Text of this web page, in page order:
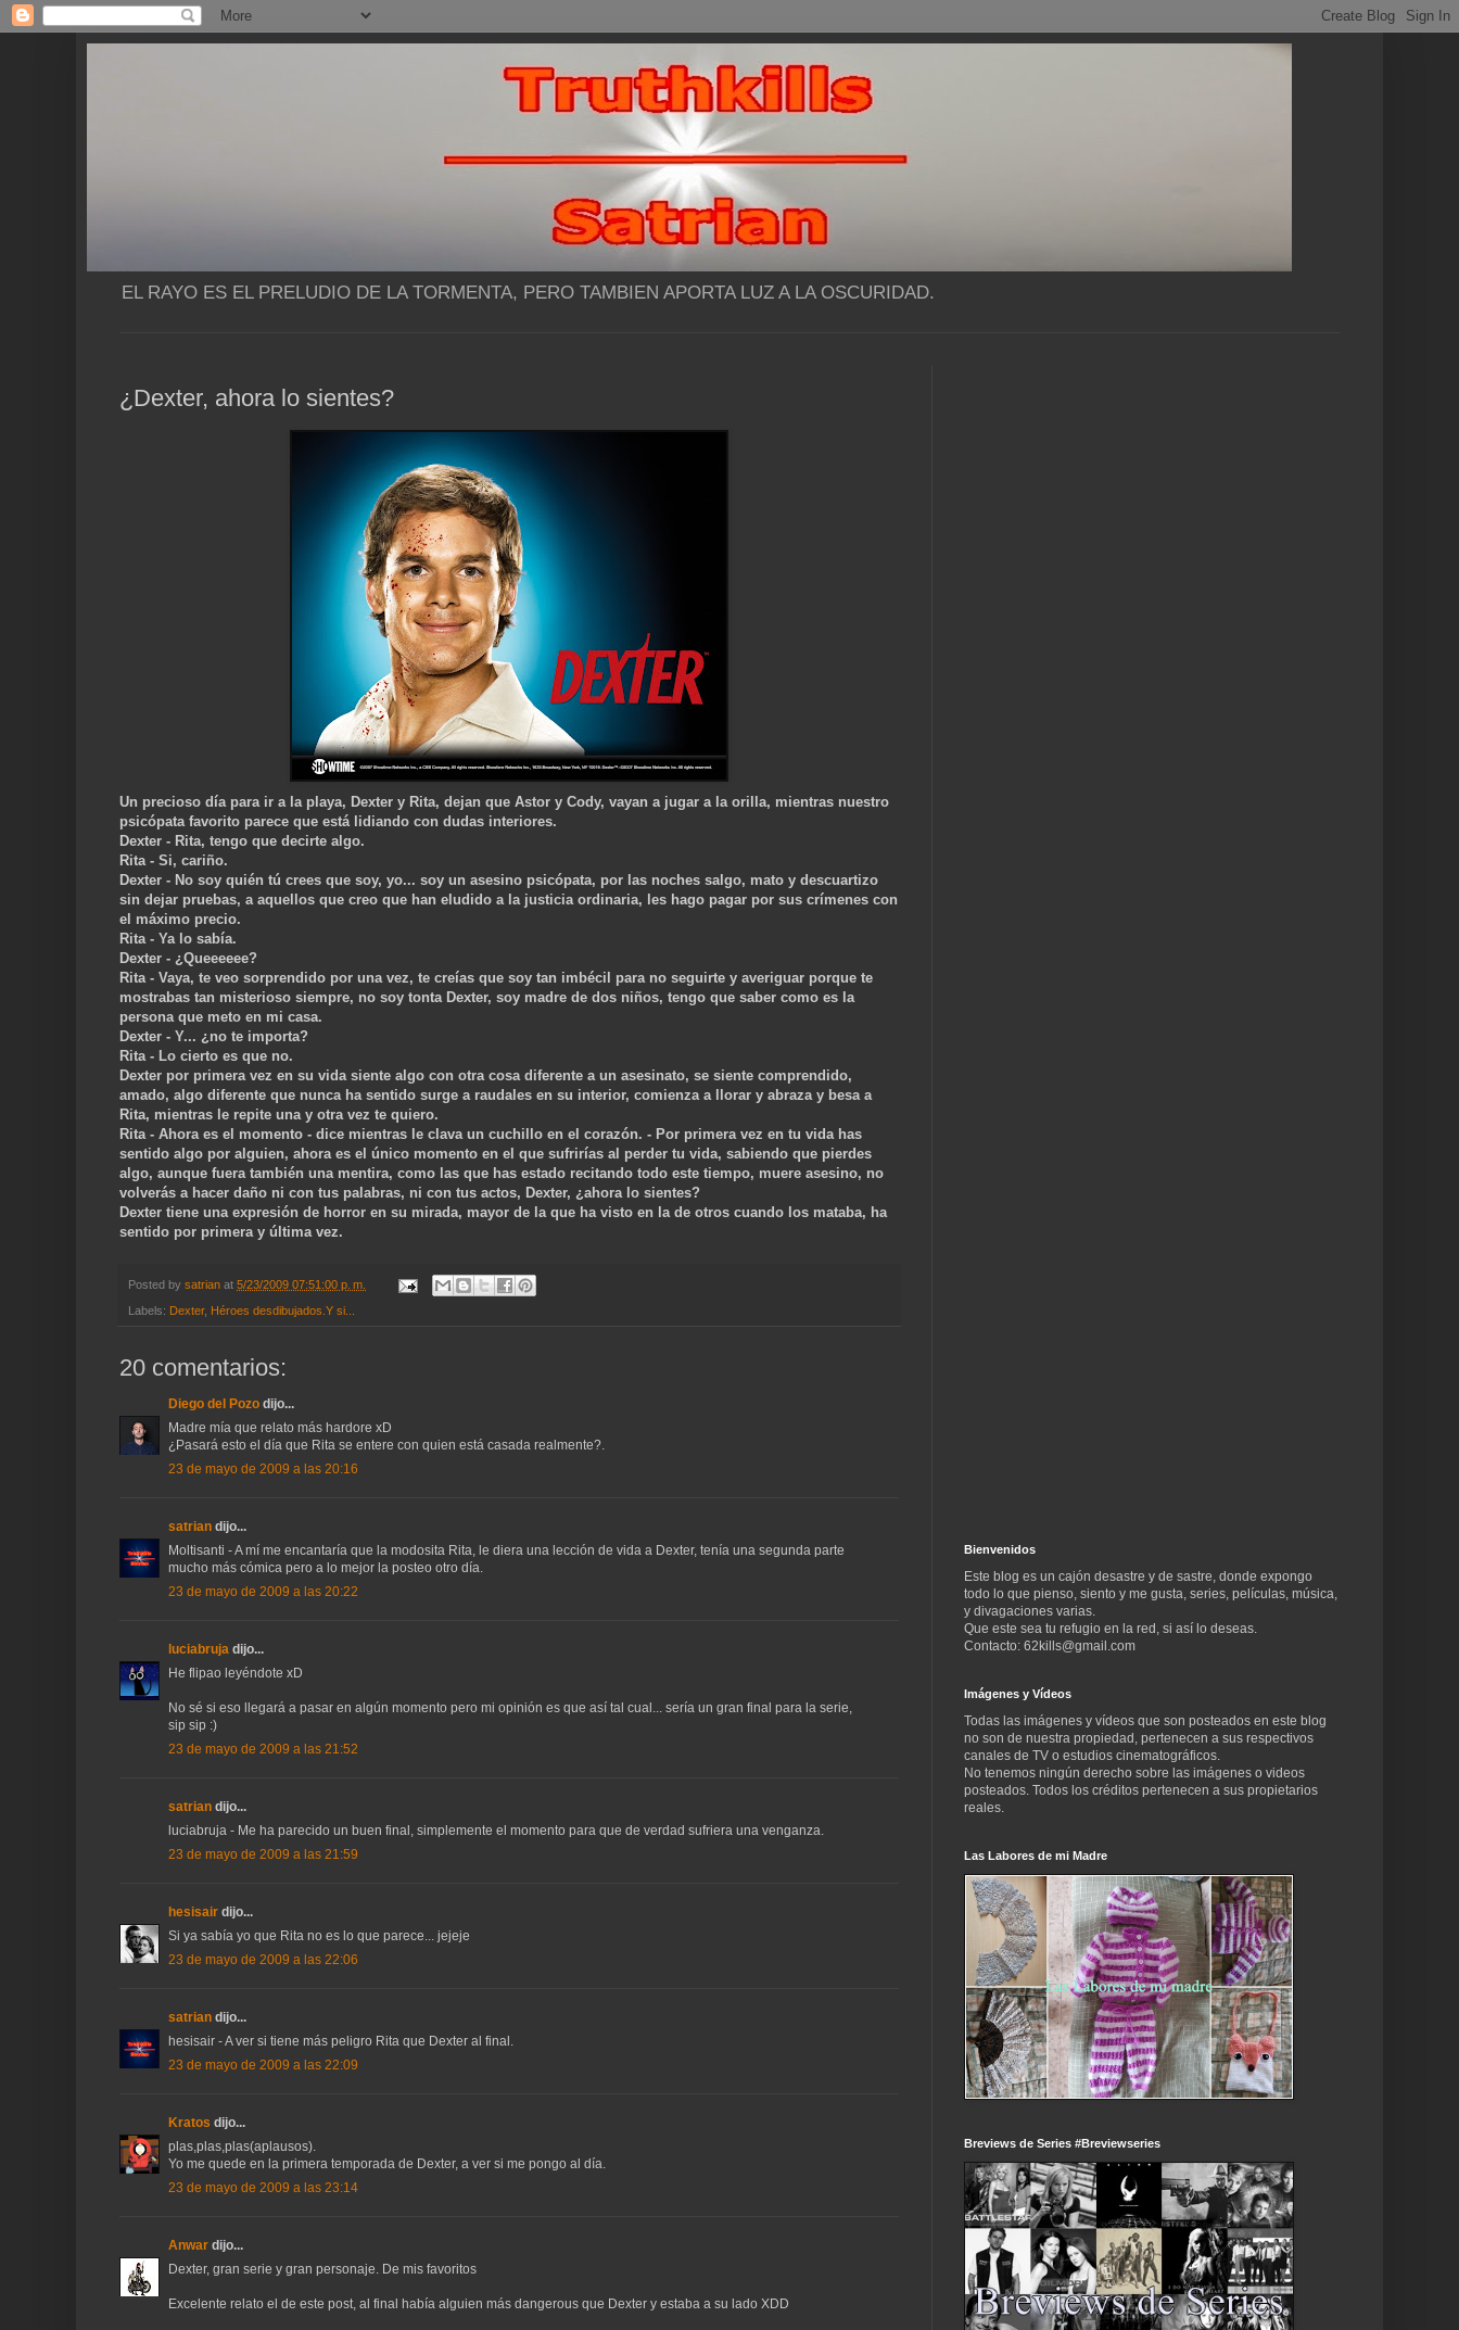
EL RAYO ES EL PRELUDIO DE LA TORMENTA, PERO TAMBIEN APORTA LUZ A LA OSCURIDAD.
¿Dexter, ahora lo sientes?
Un precioso día para ir a la playa, Dexter y Rita, dejan que Astor y Cody, vayan a jugar a la orilla, mientras nuestro
psicópata favorito parece que está lidiando con dudas interiores.
Dexter - Rita, tengo que decirte algo.
Rita - Si, cariño.
Dexter - No soy quién tú crees que soy, yo... soy un asesino psicópata, por las noches salgo, mato y descuartizo
sin dejar pruebas, a aquellos que creo que han eludido a la justicia ordinaria, les hago pagar por sus crímenes con
el máximo precio.
Rita - Ya lo sabía.
Dexter - ¿Queeeeee?
Rita - Vaya, te veo sorprendido por una vez, te creías que soy tan imbécil para no seguirte y averiguar porque te
mostrabas tan misterioso siempre, no soy tonta Dexter, soy madre de dos niños, tengo que saber como es la
persona que meto en mi casa.
Dexter - Y... ¿no te importa?
Rita - Lo cierto es que no.
Dexter por primera vez en su vida siente algo con otra cosa diferente a un asesinato, se siente comprendido,
amado, algo diferente que nunca ha sentido surge a raudales en su interior, comienza a llorar y abraza y besa a
Rita, mientras le repite una y otra vez te quiero.
Rita - Ahora es el momento - dice mientras le clava un cuchillo en el corazón. - Por primera vez en tu vida has
sentido algo por alguien, ahora es el único momento en el que sufrirías al perder tu vida, sabiendo que pierdes
algo, aunque fuera también una mentira, como las que has estado recitando todo este tiempo, muere asesino, no
volverás a hacer daño ni con tus palabras, ni con tus actos, Dexter, ¿ahora lo sientes?
Dexter tiene una expresión de horror en su mirada, mayor de la que ha visto en la de otros cuando los mataba, ha
sentido por primera y última vez.
Posted by satrian at 5/23/2009 07:51:00 p. m.
Labels: Dexter, Héroes desdibujados.Y si...
20 comentarios:
Diego del Pozo dijo...
Madre mía que relato más hardore xD
¿Pasará esto el día que Rita se entere con quien está casada realmente?.
23 de mayo de 2009 a las 20:16
satrian dijo...
Moltisanti - A mí me encantaría que la modosita Rita, le diera una lección de vida a Dexter, tenía una segunda parte
mucho más cómica pero a lo mejor la posteo otro día.
23 de mayo de 2009 a las 20:22
luciabruja dijo...
He flipao leyéndote xD
No sé si eso llegará a pasar en algún momento pero mi opinión es que así tal cual... sería un gran final para la serie,
sip sip :)
23 de mayo de 2009 a las 21:52
satrian dijo...
luciabruja - Me ha parecido un buen final, simplemente el momento para que de verdad sufriera una venganza.
23 de mayo de 2009 a las 21:59
hesisair dijo...
Si ya sabía yo que Rita no es lo que parece... jejeje
23 de mayo de 2009 a las 22:06
satrian dijo...
hesisair - A ver si tiene más peligro Rita que Dexter al final.
23 de mayo de 2009 a las 22:09
Kratos dijo...
plas,plas,plas(aplausos).
Yo me quede en la primera temporada de Dexter, a ver si me pongo al día.
23 de mayo de 2009 a las 23:14
Anwar dijo...
Dexter, gran serie y gran personaje. De mis favoritos
Excelente relato el de este post, al final había alguien más dangerous que Dexter y estaba a su lado XDD
Bienvenidos
Este blog es un cajón desastre y de sastre, donde expongo
todo lo que pienso, siento y me gusta, series, películas, música,
y divagaciones varias.
Que este sea tu refugio en la red, si así lo deseas.
Contacto: 62kills@gmail.com
Imágenes y Vídeos
Todas las imágenes y vídeos que son posteados en este blog
no son de nuestra propiedad, pertenecen a sus respectivos
canales de TV o estudios cinematográficos.
No tenemos ningún derecho sobre las imágenes o videos
posteados. Todos los créditos pertenecen a sus propietarios
reales.
Las Labores de mi Madre
Breviews de Series #Breviewseries